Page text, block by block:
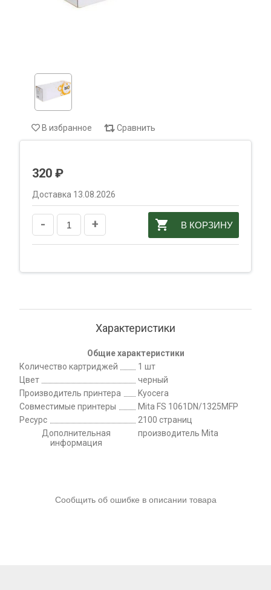
В избранное Сравнить
320 ₽
Доставка 13.08.2026
- + В КОРЗИНУ
Характеристики
Общие характеристики
Количество картриджей
1 шт
Цвет
черный
Производитель принтера
Kyocera
Совместимые принтеры
Mita FS 1061DN/1325MFP
Ресурс
2100 страниц
Дополнительная
информация
производитель Mita
Сообщить об ошибке в описании товара